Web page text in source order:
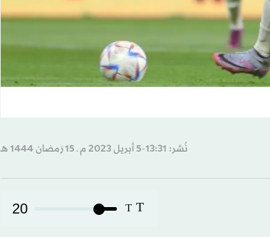
نُشر: 13:31-5 أبريل 2023 م ـ 15 رَمضان 1444 هـ
T
T
20